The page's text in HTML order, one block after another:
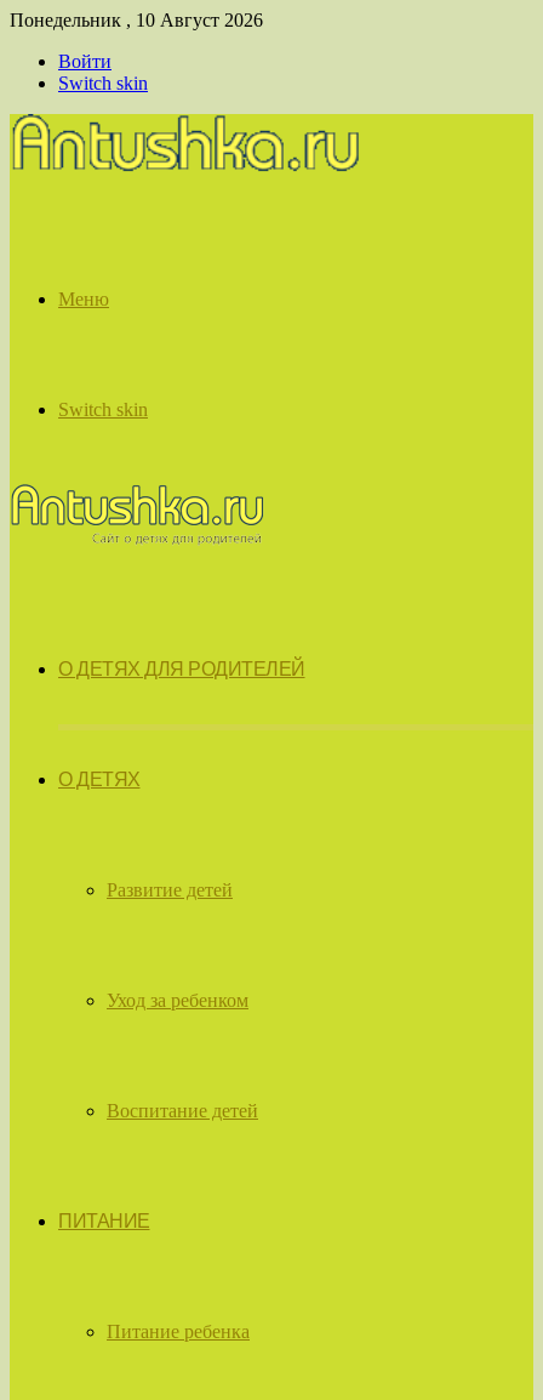
Понедельник , 10 Август 2026
Войти
Switch skin
Меню
Switch skin
О ДЕТЯХ ДЛЯ РОДИТЕЛЕЙ
О ДЕТЯХ
Развитие детей
Уход за ребенком
Воспитание детей
ПИТАНИЕ
Питание ребенка